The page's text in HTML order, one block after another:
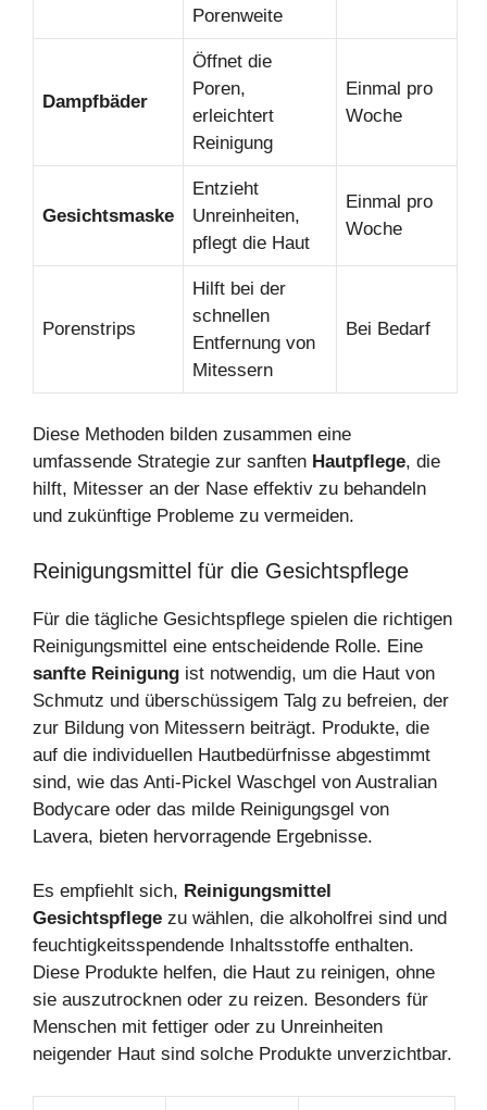
Porenweite
Dampfbäder
Öffnet die
Poren,
erleichtert
Reinigung
Einmal pro
Woche
Gesichtsmaske
Entzieht
Unreinheiten,
pflegt die Haut
Einmal pro
Woche
Porenstrips
Hilft bei der
schnellen
Entfernung von
Mitessern
Bei Bedarf
Diese Methoden bilden zusammen eine
umfassende Strategie zur sanften Hautpflege, die
hilft, Mitesser an der Nase effektiv zu behandeln
und zukünftige Probleme zu vermeiden.
Reinigungsmittel für die Gesichtspflege
Für die tägliche Gesichtspflege spielen die richtigen
Reinigungsmittel eine entscheidende Rolle. Eine
sanfte Reinigung ist notwendig, um die Haut von
Schmutz und überschüssigem Talg zu befreien, der
zur Bildung von Mitessern beiträgt. Produkte, die
auf die individuellen Hautbedürfnisse abgestimmt
sind, wie das Anti-Pickel Waschgel von Australian
Bodycare oder das milde Reinigungsgel von
Lavera, bieten hervorragende Ergebnisse.
Es empfiehlt sich, Reinigungsmittel
Gesichtspflege zu wählen, die alkoholfrei sind und
feuchtigkeitsspendende Inhaltsstoffe enthalten.
Diese Produkte helfen, die Haut zu reinigen, ohne
sie auszutrocknen oder zu reizen. Besonders für
Menschen mit fettiger oder zu Unreinheiten
neigender Haut sind solche Produkte unverzichtbar.